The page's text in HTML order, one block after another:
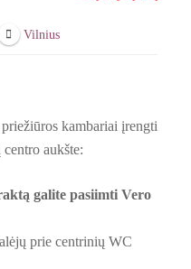
Vilnius
kambariai įrengti
aukšte:
galite pasiimti Vero
prie centrinių WC